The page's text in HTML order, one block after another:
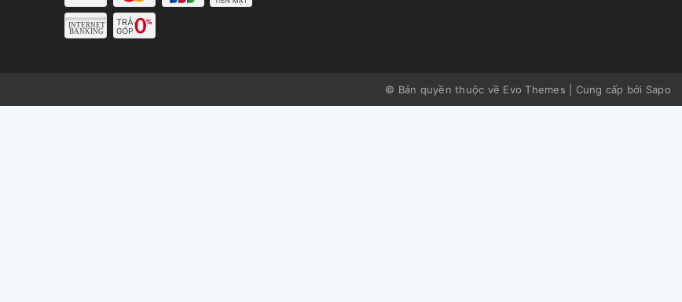
© Bản quyền thuộc về Evo Themes Cung cấp bởi Sapo